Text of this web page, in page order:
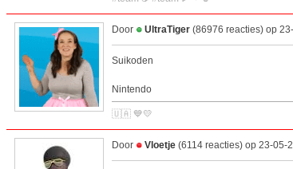
Door UltraTiger (86976 reacties) op
Suikoden
Nintendo
🇺🇦 💙💛
Door Vloetje (6114 reacties) op 23-05-